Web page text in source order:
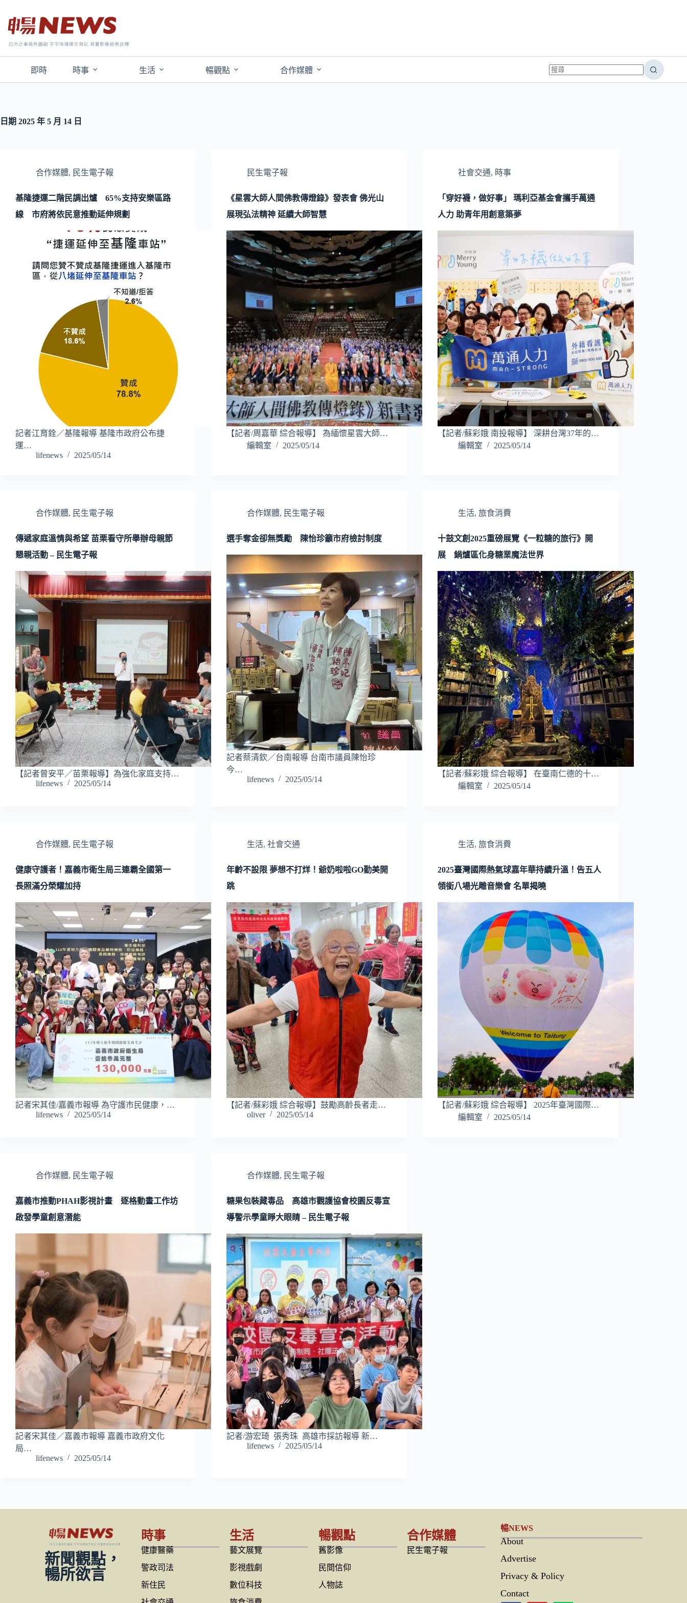
即時 時事 生活 暢觀點 合作媒體
日期 2025 年 5 月 14 日
合作媒體, 民生電子報
基隆捷運二階民調出爐 65%支持安樂區路
線 市府將依民意推動延伸規劃
記者江育銓／基隆報導 基隆市政府公布捷
運…
lifenews
2025/05/14
民生電子報
《星雲大師人間佛教傳燈錄》發表會 佛光山
展現弘法精神 延續大師智慧
【記者/周嘉華 綜合報導】 為緬懷星雲大師…
編輯室
2025/05/14
社會交通, 時事
「穿好襪，做好事」 瑪利亞基金會攜手萬通
人力 助青年用創意築夢
【記者/蘇彩娥 南投報導】 深耕台灣37年的…
編輯室
2025/05/14
合作媒體, 民生電子報
傳遞家庭溫情與希望 苗栗看守所舉辦母親節
懇親活動 – 民生電子報
【記者曾安平／苗栗報導】為強化家庭支持…
lifenews
2025/05/14
合作媒體, 民生電子報
選手奪金卻無獎勵 陳怡珍籲市府檢討制度
記者蔡清欽／台南報導 台南市議員陳怡珍
今…
lifenews
2025/05/14
生活,旅食消費
十鼓文創2025重磅展覽《一粒糖的旅行》開
展 鍋爐區化身糖業魔法世界
【記者/蘇彩娥 綜合報導】 在臺南仁德的十…
編輯室
2025/05/14
合作媒體, 民生電子報
健康守護者！嘉義市衛生局三連霸全國第一
長照滿分榮耀加持
記者宋其佳/嘉義市報導 為守護市民健康，…
lifenews
2025/05/14
生活,社會交通
年齡不設限 夢想不打烊！爺奶啦啦GO勤美開
跳
【記者/蘇彩娥 綜合報導】鼓勵高齡長者走…
oliver
2025/05/14
生活,旅食消費
2025臺灣國際熱氣球嘉年華持續升溫！告五人
領銜八場光雕音樂會 名單揭曉
【記者/蘇彩娥 綜合報導】 2025年臺灣國際…
編輯室
2025/05/14
合作媒體, 民生電子報
嘉義市推動PHAH影視計畫 逐格動畫工作坊
啟發學童創意潛能
記者宋其佳／嘉義市報導 嘉義市政府文化
局…
lifenews
2025/05/14
合作媒體, 民生電子報
糖果包裝藏毒品 高雄市觀護協會校園反毒宣
導警示學童睜大眼睛 – 民生電子報
記者/游宏琦 張秀珠 高雄市採訪報導 新…
lifenews
2025/05/14
新聞觀點，
暢所欲言
時事
健康醫藥
警政司法
新住民
生活
藝文展覽
影視戲劇
數位科技
暢觀點
舊影像
民間信仰
人物誌
合作媒體
民生電子報
暢NEWS
About
Advertise
Privacy & Policy
Contact